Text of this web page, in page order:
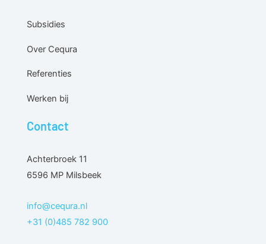
Subsidies
Over Cequra
Referenties
Werken bij
Contact
Achterbroek 11
6596 MP Milsbeek
info@cequra.nl
+31 (0)485 782 900